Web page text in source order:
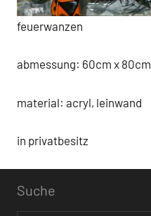
feuerwanzen
abmessung: 60cm x 80cm
material: acryl, leinwand
in privatbesitz
Suche